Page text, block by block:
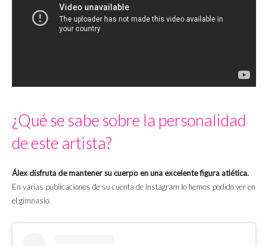
¿Qué se sabe sobre la personalidad
de este artista?
Álex disfruta de mantener su cuerpo en una excelente figura atlética.
En varias publicaciones de su cuenta de Instagram lo hemos podido ver en
el gimnasio.